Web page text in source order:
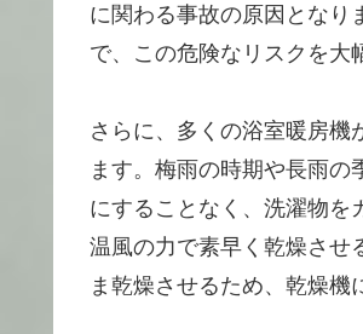
に関わる事故の原因となり
で、この危険なリスクを大
さらに、多くの浴室暖房機
ます。梅雨の時期や長雨
にすることなく、洗濯物を
温風の力で素早く乾燥させ
ま乾燥させるため、乾燥機